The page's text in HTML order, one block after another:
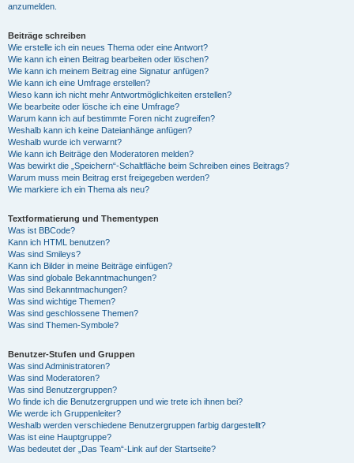
anzumelden.
Beiträge schreiben
Wie erstelle ich ein neues Thema oder eine Antwort?
Wie kann ich einen Beitrag bearbeiten oder löschen?
Wie kann ich meinem Beitrag eine Signatur anfügen?
Wie kann ich eine Umfrage erstellen?
Wieso kann ich nicht mehr Antwortmöglichkeiten erstellen?
Wie bearbeite oder lösche ich eine Umfrage?
Warum kann ich auf bestimmte Foren nicht zugreifen?
Weshalb kann ich keine Dateianhänge anfügen?
Weshalb wurde ich verwarnt?
Wie kann ich Beiträge den Moderatoren melden?
Was bewirkt die „Speichern“-Schaltfläche beim Schreiben eines Beitrags?
Warum muss mein Beitrag erst freigegeben werden?
Wie markiere ich ein Thema als neu?
Textformatierung und Thementypen
Was ist BBCode?
Kann ich HTML benutzen?
Was sind Smileys?
Kann ich Bilder in meine Beiträge einfügen?
Was sind globale Bekanntmachungen?
Was sind Bekanntmachungen?
Was sind wichtige Themen?
Was sind geschlossene Themen?
Was sind Themen-Symbole?
Benutzer-Stufen und Gruppen
Was sind Administratoren?
Was sind Moderatoren?
Was sind Benutzergruppen?
Wo finde ich die Benutzergruppen und wie trete ich ihnen bei?
Wie werde ich Gruppenleiter?
Weshalb werden verschiedene Benutzergruppen farbig dargestellt?
Was ist eine Hauptgruppe?
Was bedeutet der „Das Team“-Link auf der Startseite?